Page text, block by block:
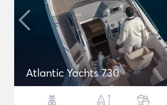
Atlantic Yachts 730